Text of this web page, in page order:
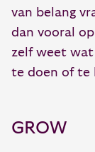
van belang
dan vooral
zelf weet
te doen of te
GROW